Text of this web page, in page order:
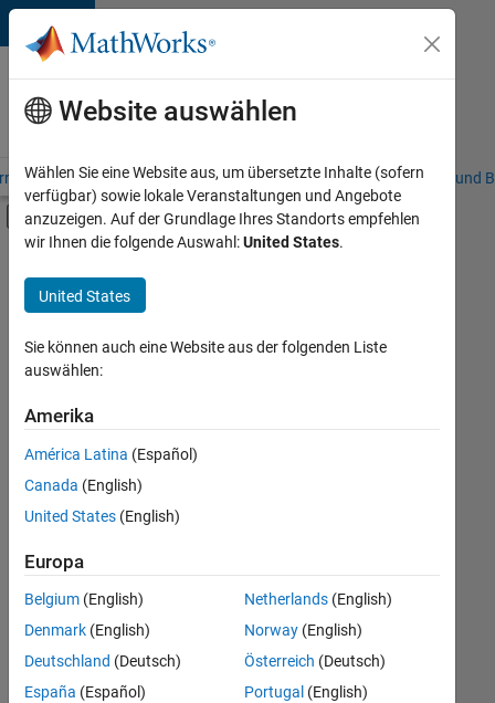
Weiter zum Inhalt
Karriere
bei
MathWorks
– Übersicht Stellensuche Niederlassungen Studierende und
Umschaltung für Off-Canvas-
Hauptinhalt
Information Technology
Commercial Sales
Sales Operations
Marketing Services
Human Resources
+5
Derzeit
es
keine
offenen
Stellen,
Ihren
Suchkriterien
entsprechen.
können
die
Website auswählen
Wählen Sie eine Website aus, um übersetzte Inhalte (sofern
verfügbar) sowie lokale Veranstaltungen und Angebote
anzuzeigen. Auf der Grundlage Ihres Standorts empfehlen
wir Ihnen die folgende Auswahl:United States.
United States
Sie können auch eine Website aus der folgenden Liste
auswählen:
Amerika
América Latina (Español)
Canada (English)
United States (English)
Europa
Belgium (English)
Denmark (English)
Deutschland (Deutsch)
España (Español)
Netherlands(English)
Norway(English)
Österreich (Deutsch)
Portugal (English)